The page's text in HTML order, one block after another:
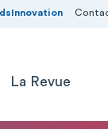
La Revue